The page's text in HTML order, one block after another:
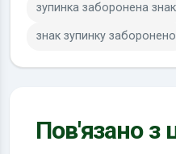
зупинка заборонена знак
знак зупинку заборонено
Пов'язано з